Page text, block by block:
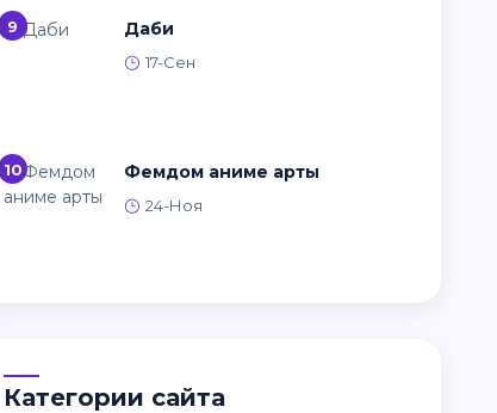
9 Даби
17-Сен
10 Фемдом аниме арты
24-Ноя
Категории сайта